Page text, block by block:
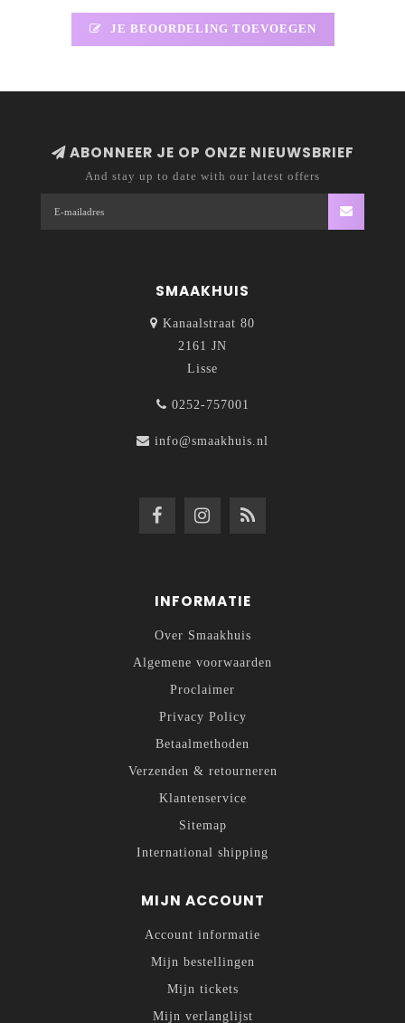
JE BEOORDELING TOEVOEGEN
ABONNEER JE OP ONZE NIEUWSBRIEF
And stay up to date with our latest offers
SMAAKHUIS
Kanaalstraat 80
2161 JN
Lisse
0252-757001
info@smaakhuis.nl
INFORMATIE
Over Smaakhuis
Algemene voorwaarden
Proclaimer
Privacy Policy
Betaalmethoden
Verzenden & retourneren
Klantenservice
Sitemap
International shipping
MIJN ACCOUNT
Account informatie
Mijn bestellingen
Mijn tickets
Mijn verlanglijst